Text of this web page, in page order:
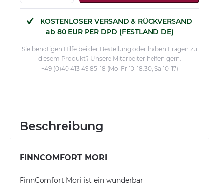
KOSTENLOSER VERSAND & RÜCKVERSAND
ab 80 EUR PER DPD (FESTLAND DE)
Sie benötigen Hilfe bei der Bestellung oder haben Fragen zu
diesem Produkt? Unsere Mitarbeiter helfen gern:
+49 (0)40 413 49 85-18 (Mo-Fr 10-18:30, Sa 10-17)
Beschreibung
FINNCOMFORT MORI
FinnComfort Mori ist ein wunderbar